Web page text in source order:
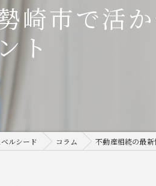
相続
崎市で活
ト
ルシード コラム 不動産相続の最